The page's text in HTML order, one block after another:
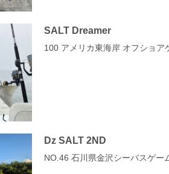
SALT Dreamer
100 アメリカ東海岸 オフショア
Dz SALT 2ND
NO.46 石川県金沢シーバスゲー